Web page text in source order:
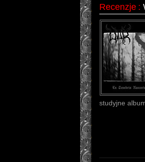
Recenzje :
studyjne